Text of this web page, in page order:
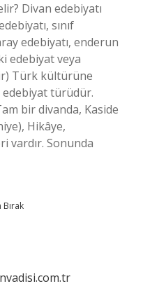
Divan edebiyatı
sınıf
edebiyatı, enderun
edebiyat veya
Türk kültürüne
edebiyat türüdür.
bir divanda, Kaside
Hikâye,
vardır. Sonunda